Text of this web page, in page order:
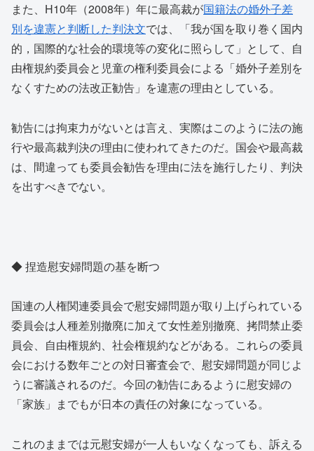
また、H10年（2008年）年に最高裁が国籍法の婚外子差
別を違憲と判断した判決文では、「我が国を取り巻く国内
的，国際的な社会的環境等の変化に照らして」として、自
由権規約委員会と児童の権利委員会による「婚外子差別を
なくすための法改正勧告」を違憲の理由としている。
勧告には拘束力がないとは言え、実際はこのように法の施
行や最高裁判決の理由に使われてきたのだ。国会や最高裁
は、間違っても委員会勧告を理由に法を施行したり、判決
を出すべきでない。
◆ 捏造慰安婦問題の基を断つ
国連の人権関連委員会で慰安婦問題が取り上げられている
委員会は人種差別撤廃に加えて女性差別撤廃、拷問禁止委
員会、自由権規約、社会権規約などがある。これらの委員
会における数年ごとの対日審査会で、慰安婦問題が同じよ
うに審議されるのだ。今回の勧告にあるように慰安婦の
「家族」までもが日本の責任の対象になっている。
これのままでは元慰安婦が一人もいなくなっても、訴える